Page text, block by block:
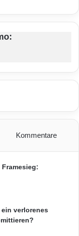
Kommentare
Framesieg:
verlorenes